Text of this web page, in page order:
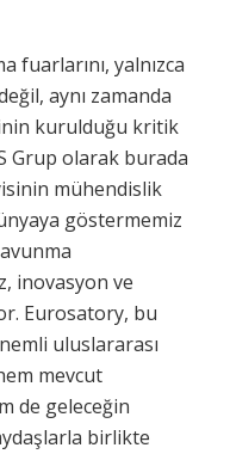
fuarlarını, yalnızca
aynı zamanda
kurulduğu kritik
Grup olarak burada
mühendislik
göstermemiz
inovasyon ve
Eurosatory, bu
uluslararası
mevcut
de geleceğin
birlikte